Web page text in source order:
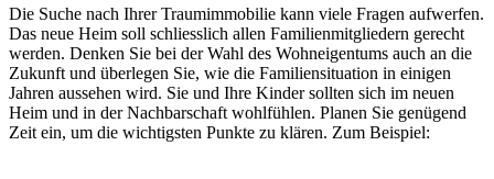
Die Suche nach Ihrer Traumimmobilie kann viele Fragen aufwerfen.
Das neue Heim soll schliesslich allen Familienmitgliedern gerecht
werden. Denken Sie bei der Wahl des Wohneigentums auch an die
Zukunft und überlegen Sie, wie die Familiensituation in einigen
Jahren aussehen wird. Sie und Ihre Kinder sollten sich im neuen
Heim und in der Nachbarschaft wohlfühlen. Planen Sie genügend
Zeit ein, um die wichtigsten Punkte zu klären. Zum Beispiel: